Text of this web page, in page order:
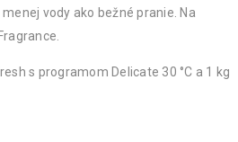
vody ako bežné pranie. Na
s programom Delicate 30 °C a 1 kg